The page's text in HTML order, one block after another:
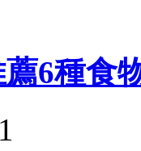
6種食